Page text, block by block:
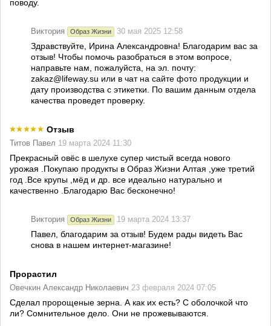
поводу.
Виктория Образ Жизни 30 мая 2025 12:58
Здравствуйте, Ирина Александровна! Благодарим вас за
отзыв! Чтобы помочь разобраться в этом вопросе,
направьте нам, пожалуйста, на эл. почту:
zakaz@lifeway.su или в чат на сайте фото продукции и
дату производства с этикетки. По вашим данным отдела
качества проведет проверку.
Отзыв
Титов Павел 19 марта 2024 11:30
Прекрасный овёс в шелухе супер чистый всегда нового
урожая .Покупаю продукты в Образ Жизни Алтая ,уже третий
год .Все крупы ,мёд и др. все идеально натурально и
качественно .Благодарю Вас бесконечно!
Виктория Образ Жизни 19 марта 2024 13:37
Павел, благодарим за отзыв! Будем рады видеть Вас
снова в нашем интернет-магазине!
Прорастил
Овечкин Александр Николаевич 23 февраля 2024 07:05
Сделал пророщеные зерна. А как их есть? С оболочкой что
ли? Сомнительное дело. Они не прожевываются.